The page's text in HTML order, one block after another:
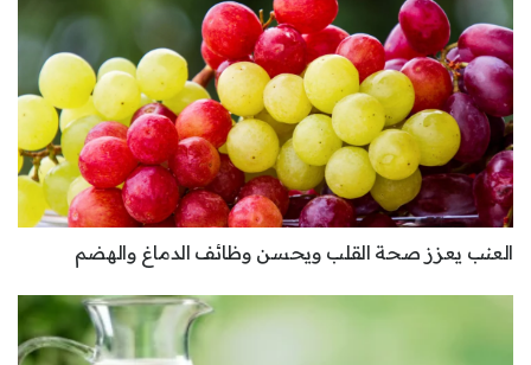
العنب يعزز صحة القلب ويحسن وظائف الدماغ والهضم